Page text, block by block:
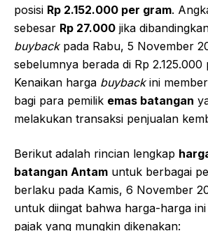
posisi Rp 2.152.000 per gram.
sebesar Rp 27.000 jika
buybackpada Rabu, 5 November
sebelumnya berada di Rp 2.125.000
Kenaikan harga buybackini
bagi para pemilik emas batangan
melakukan transaksi penjualan
Berikut adalah rincian lengkap
batangan Antam untuk berbagai
berlaku pada Kamis, 6 November
untuk diingat bahwa harga-harga
pajak yang mungkin dikenakan: